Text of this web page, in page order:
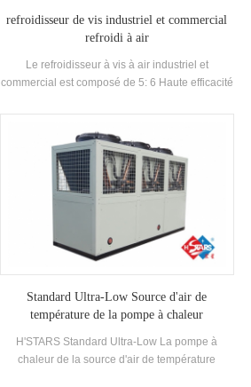
refroidisseur de vis industriel et commercial
refroidi à air
Le refroidisseur à vis à air industriel et
commercial est composé de 5: 6 Haute efficacité
Condenseur et évaporateur, et équipé de Nom
de marque Contrôle électrique Composants, qui
peut être utilisé largement dans des industries
industries.
Standard Ultra-Low Source d'air de
température de la pompe à chaleur
H'STARS Standard Ultra-Low La pompe à
chaleur de la source d'air de température